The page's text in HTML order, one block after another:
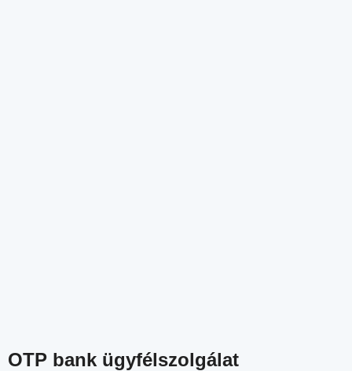
OTP bank ügyfélszolgálat